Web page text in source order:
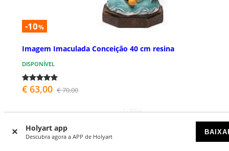
Holyart app
Descubra agora a APP de Holyart
-10%
Imagem Imaculada Conceição 40 cm resina
DISPONÍVEL
€ 63,00 € 70,00